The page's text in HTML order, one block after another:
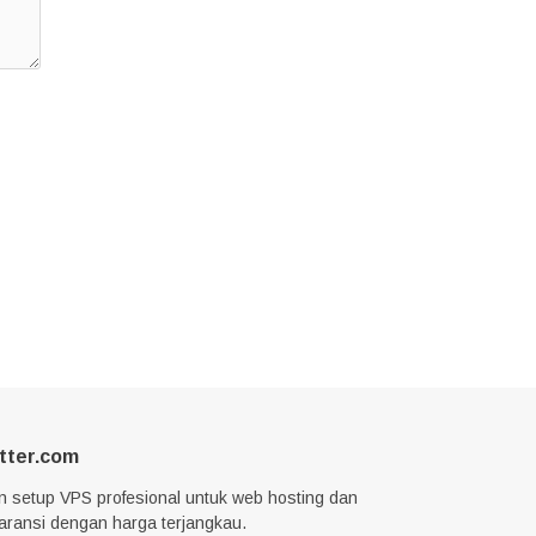
setup VPS profesional untuk web hosting dan
dengan harga terjangkau.